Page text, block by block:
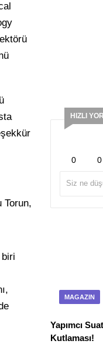
Torun,
HIZLI
0 0
MAGAZIN
Yapımcı
Kutlaması!